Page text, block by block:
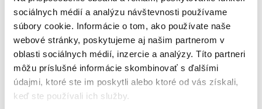
sociálnych médií a analýzu návštevnosti používame
súbory cookie. Informácie o tom, ako používate naše
webové stránky, poskytujeme aj našim partnerom v
oblasti sociálnych médií, inzercie a analýzy. Títo partneri
môžu príslušné informácie skombinovať s ďalšími
údajmi, ktoré ste im poskytli alebo ktoré od vás získali,
keď ste používali ich služby.